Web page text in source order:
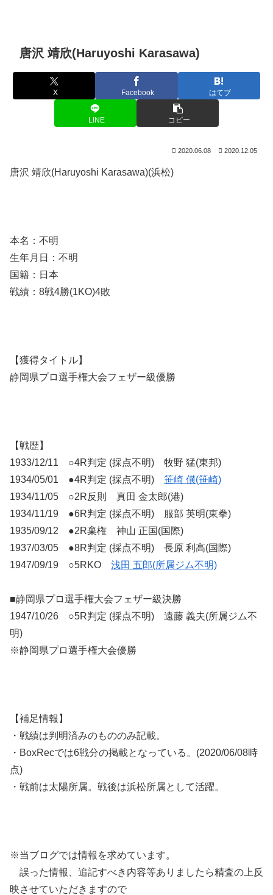
唐沢 靖欣(Haruyoshi Karasawa)
X Facebook はてブ
LINE コピー
2020.06.08 2020.12.05
唐沢 靖欣(Haruyoshi Karasawa)(浜松)
本名：不明
生年月日：不明
国籍：日本
戦績：8戦4勝(1KO)4敗
【獲得タイトル】
静岡県プロ選手権大会フェザー級優勝
【戦歴】
1933/12/11 ○4R判定 (採点不明) 牧野 猛(東邦)
1934/05/01 ●4R判定 (採点不明) 笹崎 僙(笹崎)
1934/11/05 ○2R反則 真田 金太郎(港)
1934/11/19 ●6R判定 (採点不明) 服部 英明(東拳)
1935/09/12 ●2R棄権 神山 正国(国際)
1937/03/05 ●8R判定 (採点不明) 長原 利高(国際)
1947/09/19 ○5RKO 浅田 五郎(所属ジム不明)
■静岡県プロ選手権大会フェザー級決勝
1947/10/26 ○5R判定 (採点不明) 遠藤 義夫(所属ジム不
明)
※静岡県プロ選手権大会優勝
【補足情報】
・戦績は判明済みのもののみ記載。
・BoxRecでは6戦分の掲載となっている。(2020/06/08時
点)
・戦前は太陽所属。戦後は浜松所属として活躍。
※当ブログでは情報を求めています。
誤った情報、追記すべき内容等ありましたら精査の上反
映させていただきますので